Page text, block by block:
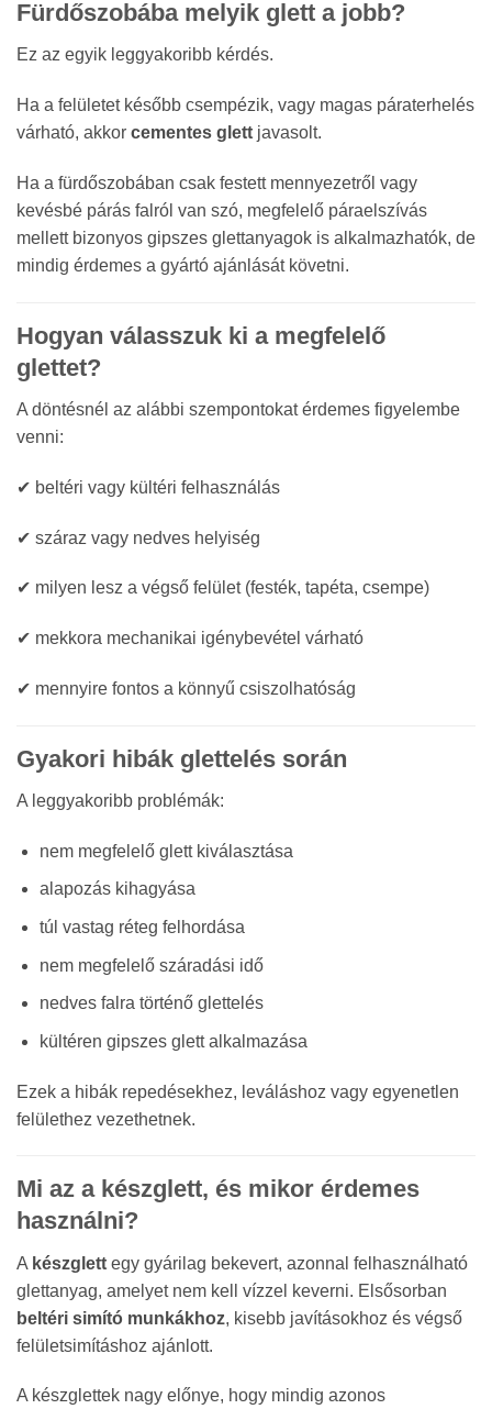
Fürdőszobába melyik glett a jobb?
Ez az egyik leggyakoribb kérdés.
Ha a felületet később csempézik, vagy magas páraterhelés
várható, akkor cementes glett javasolt.
Ha a fürdőszobában csak festett mennyezetről vagy
kevésbé párás falról van szó, megfelelő páraelszívás
mellett bizonyos gipszes glettanyagok is alkalmazhatók, de
mindig érdemes a gyártó ajánlását követni.
Hogyan válasszuk ki a megfelelő
glettet?
A döntésnél az alábbi szempontokat érdemes figyelembe
venni:
✔ beltéri vagy kültéri felhasználás
✔ száraz vagy nedves helyiség
✔ milyen lesz a végső felület (festék, tapéta, csempe)
✔ mekkora mechanikai igénybevétel várható
✔ mennyire fontos a könnyű csiszolhatóság
Gyakori hibák glettelés során
A leggyakoribb problémák:
nem megfelelő glett kiválasztása
alapozás kihagyása
túl vastag réteg felhordása
nem megfelelő száradási idő
nedves falra történő glettelés
kültéren gipszes glett alkalmazása
Ezek a hibák repedésekhez, leváláshoz vagy egyenetlen
felülethez vezethetnek.
Mi az a készglett, és mikor érdemes
használni?
A készglett egy gyárilag bekevert, azonnal felhasználható
glettanyag, amelyet nem kell vízzel keverni. Elsősorban
beltéri simító munkákhoz, kisebb javításokhoz és végső
felületsimításhoz ajánlott.
A készglettek nagy előnye, hogy mindig azonos